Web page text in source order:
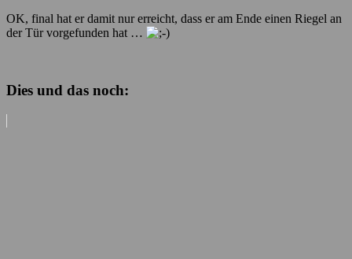
OK, final hat er damit nur erreicht, dass er am Ende einen Riegel an
der Tür vorgefunden hat …
Dies und das noch: